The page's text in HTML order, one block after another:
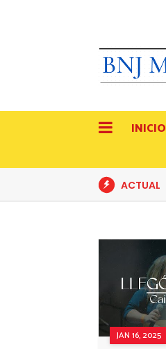
INICIO
ACTUAL
JAN 16, 2025